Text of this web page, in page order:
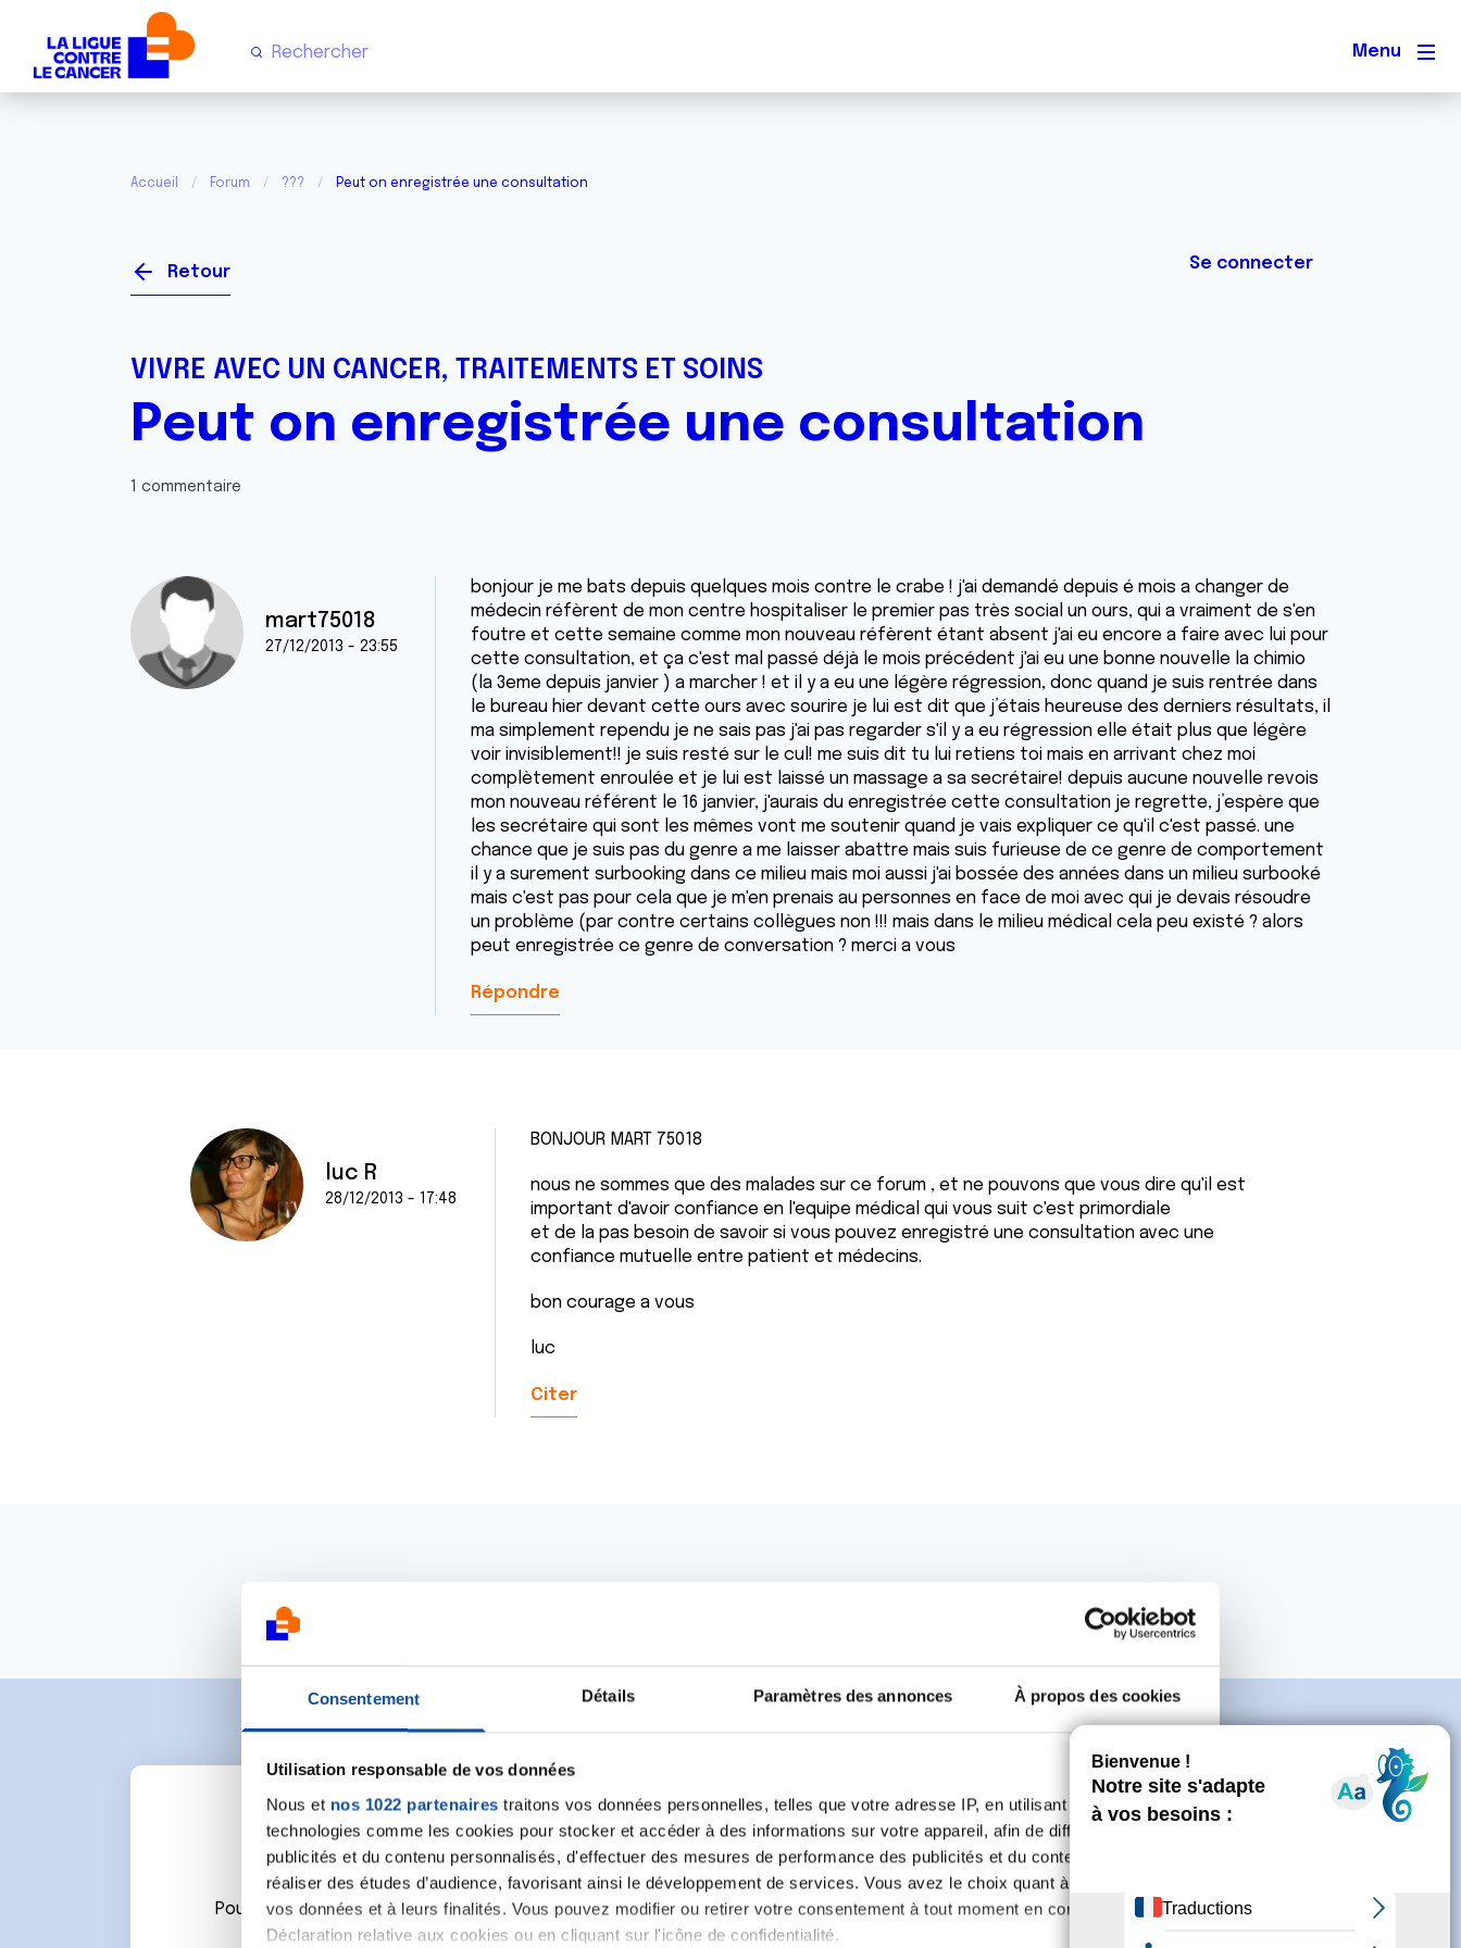
Consentement Détails Paramètres des annonces À propos des cookies
Utilisation responsable de vos données
Nous et nos 1022 partenaires traitons vos données personnelles, telles que votre adresse IP, en utilisant des
technologies comme les cookies pour stocker et accéder à des informations sur votre appareil, afin de diffuser des
publicités et du contenu personnalisés, d'effectuer des mesures de performance des publicités et du contenu, ainsi que de
réaliser des études d’audience, favorisant ainsi le développement de services. Vous avez le choix quant à l'utilisation de
vos données et à leurs finalités. Vous pouvez modifier ou retirer votre consentement à tout moment en consultant la
Déclaration relative aux cookies ou en cliquant sur l'icône de confidentialité.
Menu
Accueil Forum ??? Peut on enregistrée une consultation
Retour Se connecter
VIVRE AVEC UN CANCER, TRAITEMENTS ET SOINS
Peut on enregistrée une consultation
1 commentaire
mart75018
27/12/2013 - 23:55
bonjour je me bats depuis quelques mois contre le crabe ! j'ai demandé depuis é mois a changer de
médecin réfèrent de mon centre hospitaliser le premier pas très social un ours, qui a vraiment de s'en
foutre et cette semaine comme mon nouveau réfèrent étant absent j'ai eu encore a faire avec lui pour
cette consultation, et ça c'est mal passé déjà le mois précédent j'ai eu une bonne nouvelle la chimio
(la 3eme depuis janvier ) a marcher ! et il y a eu une légère régression, donc quand je suis rentrée dans
le bureau hier devant cette ours avec sourire je lui est dit que j’étais heureuse des derniers résultats, il
ma simplement rependu je ne sais pas j'ai pas regarder s'il y a eu régression elle était plus que légère
voir invisiblement!! je suis resté sur le cul! me suis dit tu lui retiens toi mais en arrivant chez moi
complètement enroulée et je lui est laissé un massage a sa secrétaire! depuis aucune nouvelle revois
mon nouveau référent le 16 janvier, j'aurais du enregistrée cette consultation je regrette, j’espère que
les secrétaire qui sont les mêmes vont me soutenir quand je vais expliquer ce qu'il c'est passé. une
chance que je suis pas du genre a me laisser abattre mais suis furieuse de ce genre de comportement
il y a surement surbooking dans ce milieu mais moi aussi j'ai bossée des années dans un milieu surbooké
mais c'est pas pour cela que je m'en prenais au personnes en face de moi avec qui je devais résoudre
un problème (par contre certains collègues non !!! mais dans le milieu médical cela peu existé ? alors
peut enregistrée ce genre de conversation ? merci a vous
Répondre
luc R
28/12/2013 - 17:48
BONJOUR MART 75018
nous ne sommes que des malades sur ce forum , et ne pouvons que vous dire qu'il est
important d'avoir confiance en l'equipe médical qui vous suit c'est primordiale
et de la pas besoin de savoir si vous pouvez enregistré une consultation avec une
confiance mutuelle entre patient et médecins.
bon courage a vous
luc
Citer
Ecrire un commentaire
Pour écrire un commentaire ou lancer une nouvelle discussion vous aurez besoin de vous connecter ou de créer un compte.